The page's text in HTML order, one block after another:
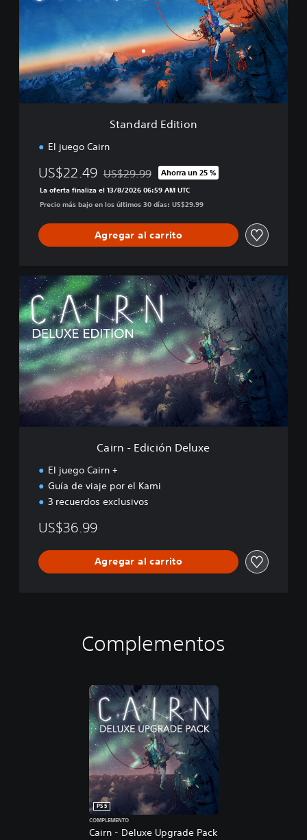
d
E
d
i
t
Standard Edition
El juego Cairn
US$22.49 Rebajado del precio original de US$29.99
US$29.99 Ahorra un 25 %
La oferta finaliza el 13/8/2026 06:59 AM UTC
Precio más bajo en los últimos 30 días: US$29.99
Agregar al carrito
C
a
i
r
n
-
E
d
i
c
i
ó
Cairn - Edición Deluxe
El juego Cairn +
Guía de viaje por el Kami
3 recuerdos exclusivos
US$36.99
Agregar al carrito
Complementos
Cairn - Deluxe Upgrade Pack
PS5
COMPLEMENTO